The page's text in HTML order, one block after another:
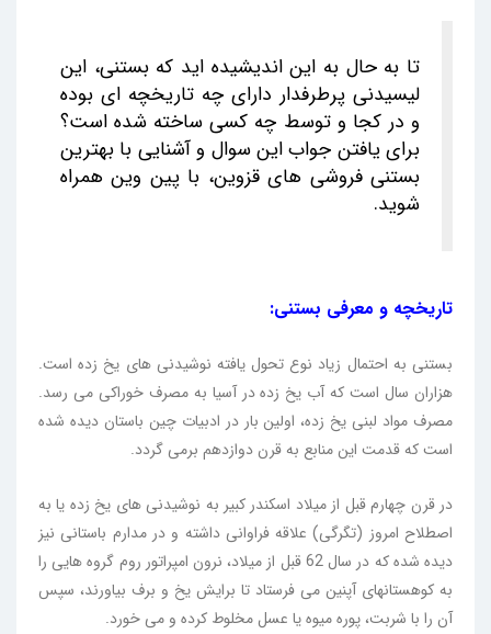
تا به حال به این اندیشیده اید که بستنی، این
لیسیدنی پرطرفدار دارای چه تاریخچه ای بوده
و در کجا و توسط چه کسی ساخته شده است؟
برای یافتن جواب این سوال و آشنایی با بهترین
بستنی فروشی های قزوین، با پین وین همراه
شوید.
تاریخچه و معرفی بستنی:
بستنی به احتمال زیاد نوع تحول یافته نوشیدنی های یخ زده است.
هزاران سال است که آب یخ زده در آسیا به مصرف خوراکی می رسد.
مصرف مواد لبنی یخ زده، اولین بار در ادبیات چین باستان دیده شده
است که قدمت این منابع به قرن دوازدهم برمی گردد.
در قرن چهارم قبل از میلاد اسکندر کبیر به نوشیدنی های یخ زده یا به
اصطلاح امروز (تگرگی) علاقه فراوانی داشته و در مدارم باستانی نیز
دیده شده که در سال 62 قبل از میلاد، نرون امپراتور روم گروه هایی را
به کوهستانهای آپنین می فرستاد تا برایش یخ و برف بیاورند، سپس
آن را با شربت، پوره میوه یا عسل مخلوط کرده و می خورد.